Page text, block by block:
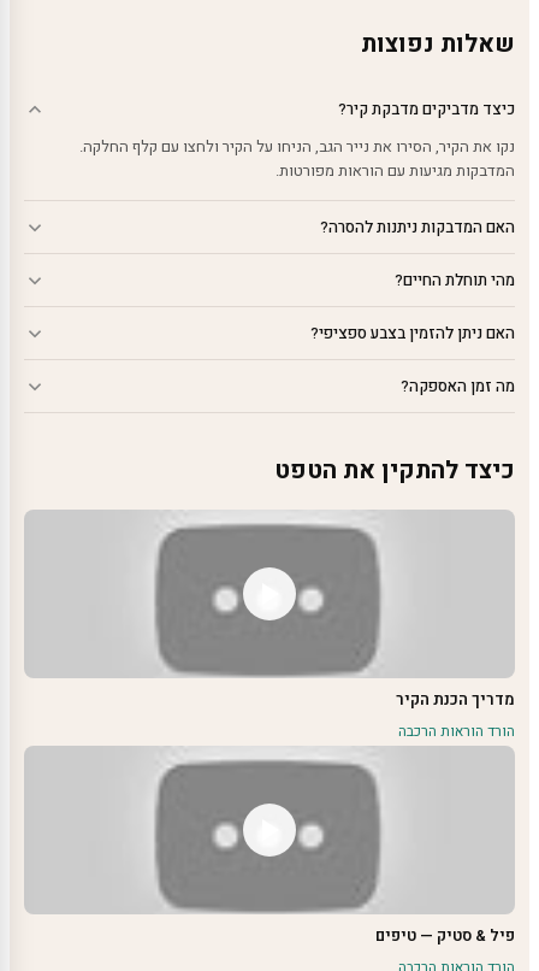
שאלות נפוצות
כיצד מדביקים מדבקת קיר?
נקו את הקיר, הסירו את נייר הגב, הניחו על הקיר ולחצו עם קלף החלקה.
המדבקות מגיעות עם הוראות מפורטות.
האם המדבקות ניתנות להסרה?
מהי תוחלת החיים?
האם ניתן להזמין בצבע ספציפי?
מה זמן האספקה?
כיצד להתקין את הטפט
מדריך הכנת הקיר
הורד הוראות הרכבה
פיל & סטיק — טיפים